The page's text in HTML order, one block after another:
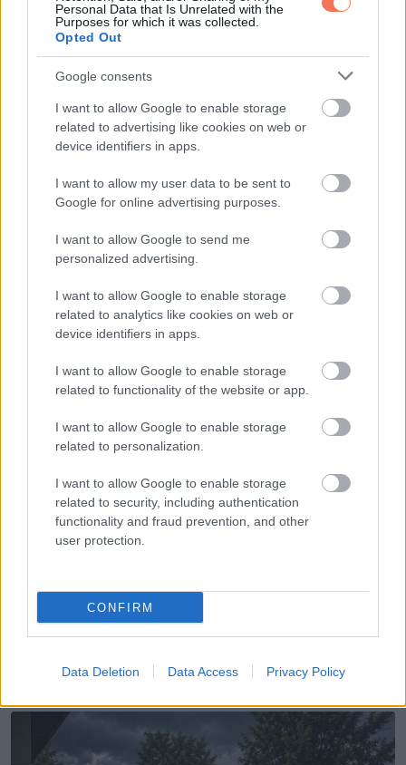
Personal Data that Is Unrelated with the
Purposes for which it was collected.
Opted Out
Google consents
I want to allow Google to enable storage
related to advertising like cookies on web or
device identifiers in apps.
I want to allow my user data to be sent to
Google for online advertising purposes.
I want to allow Google to send me
personalized advertising.
I want to allow Google to enable storage
related to analytics like cookies on web or
device identifiers in apps.
I want to allow Google to enable storage
related to functionality of the website or app.
I want to allow Google to enable storage
related to personalization.
I want to allow Google to enable storage
related to security, including authentication
functionality and fraud prevention, and other
user protection.
CONFIRM
Data Deletion Data Access Privacy Policy
meg az új kormány, és ekkor lehet a
miniszterelnöki eskütétel
További bejegyzések
EMBEREK
LEGÚJABB POSZTOK: